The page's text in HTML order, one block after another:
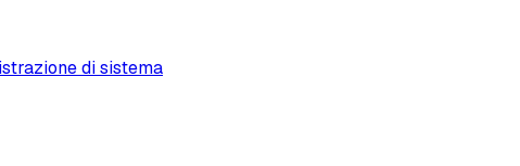
di sistema